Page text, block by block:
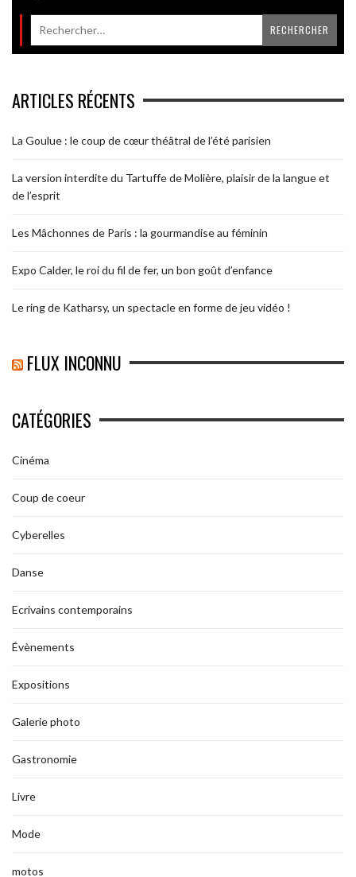
ARTICLES RÉCENTS
La Goulue : le coup de cœur théâtral de l’été parisien
La version interdite du Tartuffe de Molière, plaisir de la langue et
de l’esprit
Les Mâchonnes de Paris : la gourmandise au féminin
Expo Calder, le roi du fil de fer, un bon goût d’enfance
Le ring de Katharsy, un spectacle en forme de jeu vidéo !
FLUX INCONNU
CATÉGORIES
Cinéma
Coup de coeur
Cyberelles
Danse
Ecrivains contemporains
Évènements
Expositions
Galerie photo
Gastronomie
Livre
Mode
motos